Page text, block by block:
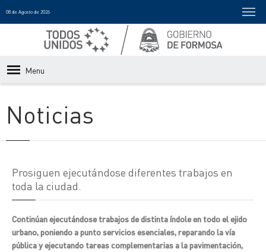
08 de Agosto de 2026
Menu
Noticias
Prosiguen ejecutándose diferentes trabajos en
toda la ciudad.
Continúan ejecutándose trabajos de distinta índole en todo el ejido
urbano, poniendo a punto servicios esenciales, reparando la vía
pública y ejecutando tareas complementarias a la pavimentación,